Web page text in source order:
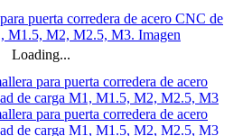
Loading...